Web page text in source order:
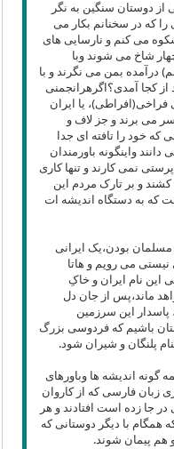
از دوستان سنگین به نگر
را که در سخنانم بکار می
می کنم و نارسایی های
شاخ می شوند وبا
بمن می نگرند و با
کجا آمدی؟اگرهرانجمنی
یا ایران
می برند و جز لاف و
که خود را تافته ای جدا
واینگونه باورمندان
نمی کارند و تنها کاری
و بر تارک مردم این
که به دستگاه اندیشه ات
بودن،یک ایرانی
می رویم و هاتا
این نام ایران و خاکِ
ماند،پس از جان دل
پاسدار این سرزمین
باشیم که فردوسی بزرگ
پلنگان و شیران شود.
گونه اندیشه ها وباورهای
زبان فارسی که از کاروان
جا زده است افتادند و هر
با دیگر دوستانی که
هم پیمان شوند.